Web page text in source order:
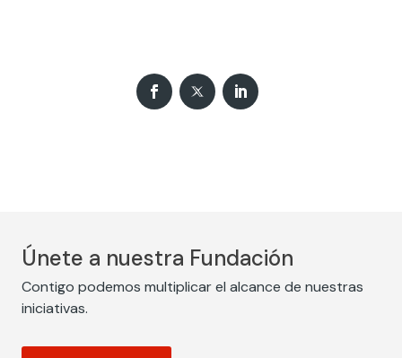
Únete a nuestra Fundación
Contigo podemos multiplicar el alcance de nuestras
iniciativas.